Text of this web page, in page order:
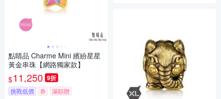
點睛品 Charme Mini 繽紛星星
黃金串珠【網路獨家款】
$11,250 9折
挑戰低價 券 滿額贈